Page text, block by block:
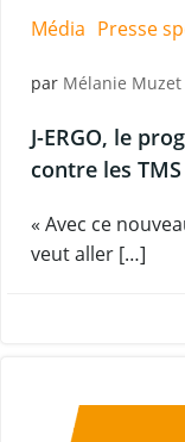
Média Presse
par Mélanie Muzet
J-ERGO, le
contre les TMS
« Avec ce
veut aller […]